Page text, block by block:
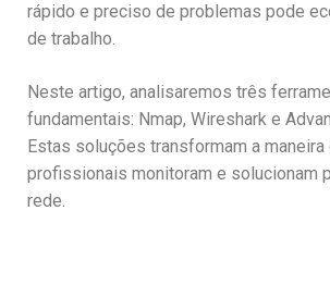
rápido e preciso de problemas pode
de trabalho.
Neste artigo, analisaremos três
fundamentais: Nmap, Wireshark e
Estas soluções transformam a maneira
profissionais monitoram e solucionam
rede.